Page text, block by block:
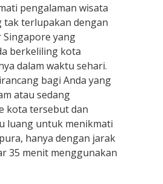
pengalaman wisata
tak terlupakan dengan
Singapore yang
berkeliling kota
dalam waktu sehari.
bagi Anda yang
atau sedang
kota tersebut dan
luang untuk menikmati
hanya dengan jarak
35 menit menggunakan